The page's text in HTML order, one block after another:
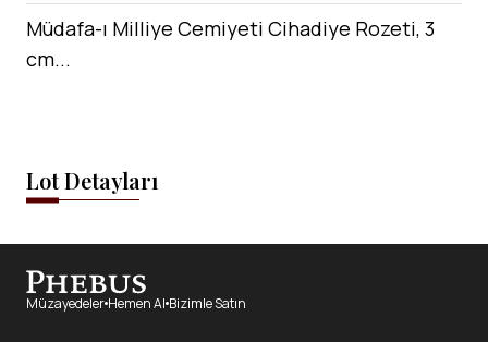
Müdafa-ı Milliye Cemiyeti Cihadiye Rozeti, 3
cm...
Lot Detayları
Müzayedeler Hemen Al Bizimle Satın